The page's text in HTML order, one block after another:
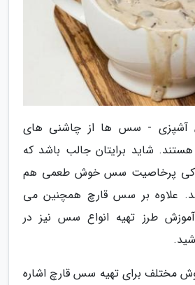
آشپزی - سس ها از چاشنی های
هستند. شاید برایتان جالب باشد که
پرخاصیت سس خوش طعمی هم
علاوه بر سس قارچ همچنین می
طرز تهیه انواع سس نیز در
مختلف برای تهیه سس قارچ اشاره